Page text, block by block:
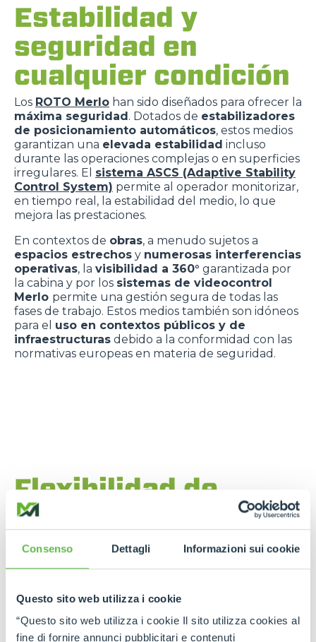
Consenso Dettagli Informazioni sui cookie
Questo sito web utilizza i cookie
“Questo sito web utilizza i cookie Il sito utilizza cookies al
fine di fornire annunci pubblicitari e contenuti
Estabilidad y
seguridad en
cualquier condición
Los ROTO Merlo han sido diseñados para ofrecer la
máxima seguridad. Dotados de estabilizadores
de posicionamiento automáticos, estos medios
garantizan una elevada estabilidad incluso
durante las operaciones complejas o en superficies
irregulares. El sistema ASCS (Adaptive Stability
Control System) permite al operador monitorizar,
en tiempo real, la estabilidad del medio, lo que
mejora las prestaciones.
En contextos de obras, a menudo sujetos a
espacios estrechos y numerosas interferencias
operativas, la visibilidad a 360° garantizada por
la cabina y por los sistemas de videocontrol
Merlo permite una gestión segura de todas las
fases de trabajo. Estos medios también son idóneos
para el uso en contextos públicos y de
infraestructuras debido a la conformidad con las
normativas europeas en materia de seguridad.
Flexibilidad de
aplicación en la
construcción
Desde lamanipulación de materialeshasta los
estructurales, unmanipulador telescópico
giratorio Merlo resulta ser un aliado
multifunciónque reduce el número de medios